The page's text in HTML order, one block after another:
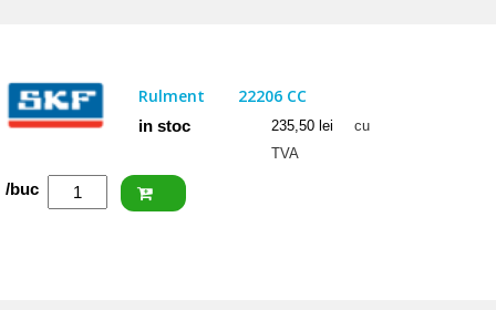
Rulment 22206 CC
in stoc 235,50 lei
cu
TVA
Cantitate
/buc